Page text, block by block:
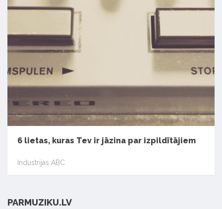
6 lietas, kuras Tev ir jāzina par izpildītājiem
Industrijas ABC
PARMUZIKU.LV